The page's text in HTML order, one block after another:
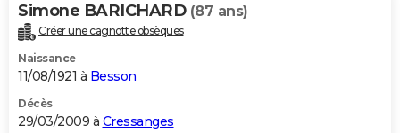
Simone BARICHARD (87 ans)
Créer une cagnotte obsèques
Naissance
11/08/1921 à Besson
Décès
29/03/2009 à Cressanges